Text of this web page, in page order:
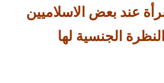
عند بعض الاسلاميين
الجنسية لها